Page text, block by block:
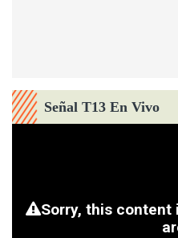
Señal T13 En Vivo